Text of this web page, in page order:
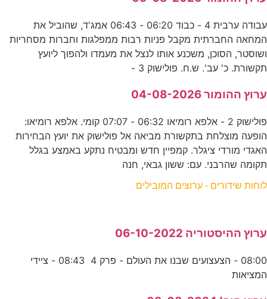
עבודה ערבית 4 - כבוד 06:20 - 06:43 אמג'ד, שהוביל את
המחאה החברתית מקבל פניות רבות ממפלגות וחברות מסחריות
ושוסטר, הסוכן, משכנע אותו לנצל את מעמדו ולהפוך ליועץ
תקשורת. כ' עב'. ש.ח. פולישוק 3 -
ערוץ ההומור 04-08-2026
פולישוק 2 - אלפא רומיאו 06:32 - 07:07 קומי. אלפא רומיאו:
הופעה מוצלחת בתקשורת מביאה אל פולישוק את יועץ הבחירות
האגדי מורדי ציגלר. קמפיין חדש ומבטיח נתקע באמצע בגלל
תקומה שהרבני. עם: ששון גבאי, חנה
לוחות שידורים - ערוצים המובילים
ערוץ ההיסטוריה 06-10-2022
08:00 - הצעצועים שבנו את העולם - פרק 4 08:43 - ציידי
המציאות